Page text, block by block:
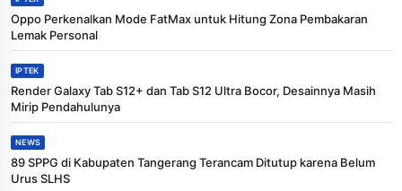
Oppo Perkenalkan Mode FatMax untuk Hitung Zona Pembakaran
Lemak Personal
IPTEK
Render Galaxy Tab S12+ dan Tab S12 Ultra Bocor, Desainnya Masih
Mirip Pendahulunya
NEWS
89 SPPG di Kabupaten Tangerang Terancam Ditutup karena Belum
Urus SLHS